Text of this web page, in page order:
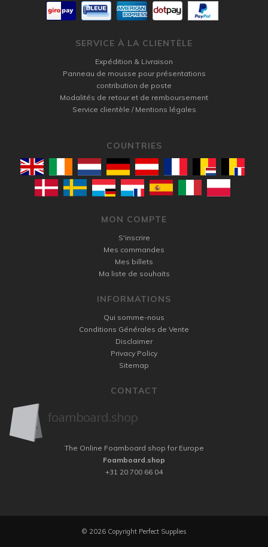
SERVICE À LA CLIENTÈLE
Expédition & Livraison
Panneau de mousse pour présentations
contribution de poste
Modalités de retour et de remboursement
Service clientèle / Mentions légales
COUNTRIES
MON COMPTE
S'inscrire
Mes commandes
Mes billets
Ma liste de souhaits
INFORMATIONS
Qui somme-nous
Conditions Générales de Vente
Disclaimer
Privacy Policy
Sitemap
CONTACT
The Online Foamboard shop for Europe
Foamboard.shop
+31 20 700 66 04
© 2026 Copyright Perfect Supplies